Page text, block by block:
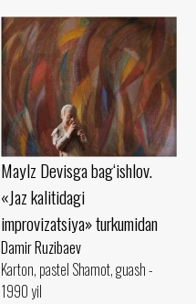
Maylz Devisga bag‘ishlov.
«Jaz kalitidagi
improvizatsiya» turkumidan
Damir Ruzibaev
Karton, pastel Shamot, guash -
1990 yil